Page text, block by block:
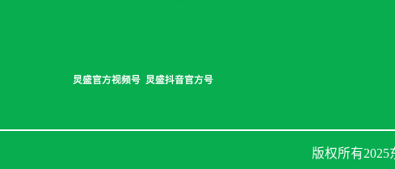
炅盛官方视频号 炅盛抖音官方号
版权所有2025